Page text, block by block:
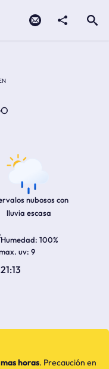
nubosos con
lluvia escasa
Humedad 100%
uv 9
21:13
horas. Precaución en